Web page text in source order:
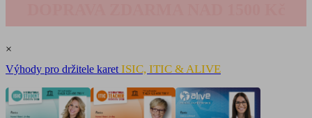
×
Výhody pro držitele karet ISIC, ITIC & ALIVE